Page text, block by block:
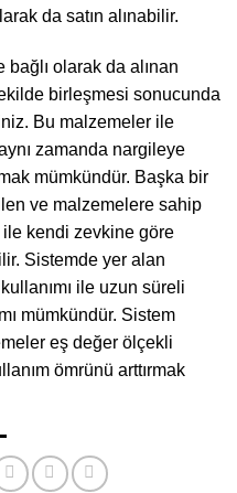
da satın alınabilir.
olarak da alınan
birleşmesi sonucunda
Bu malzemeler ile
zamanda nargileye
mümkündür. Başka bir
ve malzemelere sahip
ile kendi zevkine göre
Sistemde yer alan
ile uzun süreli
mümkündür. Sistem
eş değer ölçekli
ömrünü arttırmak